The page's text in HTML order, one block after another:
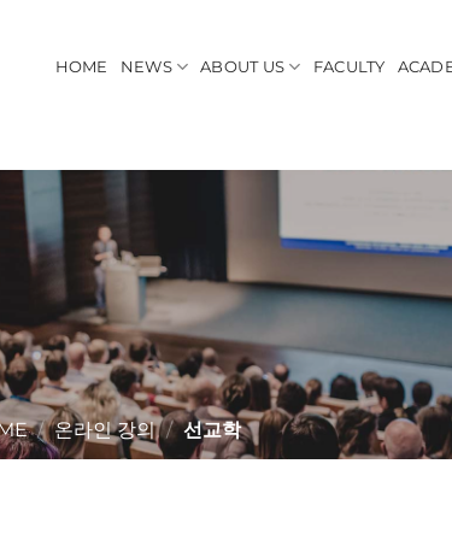
HOME NEWS ABOUT US FACULTY
/ 온라인 강의 / 선교학